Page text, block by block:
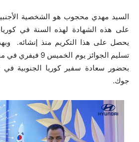
السيد مهدي محجوب هو الشخصية
على هذه الشهادة لهذه السنة في
يحصل على هذا التكريم منذ إنشائه.
تسليم الجوائز يوم
بحضور سعادة سفير كوريا الجنوبية
جوك.